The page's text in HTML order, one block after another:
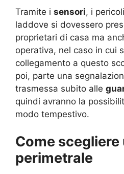
Tramite i sensori, i
laddove si dovessero
proprietari di casa ma
operativa, nel caso in cui
collegamento a questo
poi, parte una
trasmessa subito alle
quindi avranno la
modo tempestivo.
Come
perimetrale